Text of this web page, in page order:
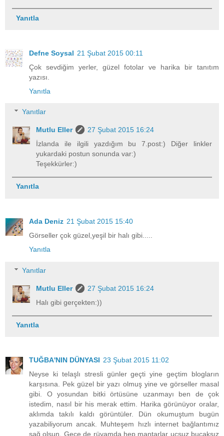
Yanıtla
Defne Soysal 21 Şubat 2015 00:11
Çok sevdiğim yerler, güzel fotolar ve harika bir tanıtım
yazısı.
Yanıtla
Yanıtlar
Mutlu Eller
27 Şubat 2015 16:24
İzlanda ile ilgili yazdığım bu 7.post:) Diğer linkler
yukardaki postun sonunda var:)
Teşekkürler:)
Yanıtla
Ada Deniz 21 Şubat 2015 15:40
Görseller çok güzel,yeşil bir halı gibi.....
Yanıtla
Yanıtlar
Mutlu Eller
27 Şubat 2015 16:24
Halı gibi gerçekten:))
Yanıtla
TUĞBA'NIN DÜNYASI 23 Şubat 2015 11:02
Neyse ki telaşlı stresli günler geçti yine geçtim blogların
karşısına. Pek güzel bir yazı olmuş yine ve görseller masal
gibi. O yosundan bitki örtüsüne uzanmayı ben de çok
istedim, nasıl bir his merak ettim. Harika görünüyor oralar,
aklımda takılı kaldı görüntüler. Dün okumuştum bugün
yazabiliyorum ancak. Muhteşem hızlı internet bağlantımız
sağ olsun. Gece de rüyamda hep mantarlar uçsuz bucaksız